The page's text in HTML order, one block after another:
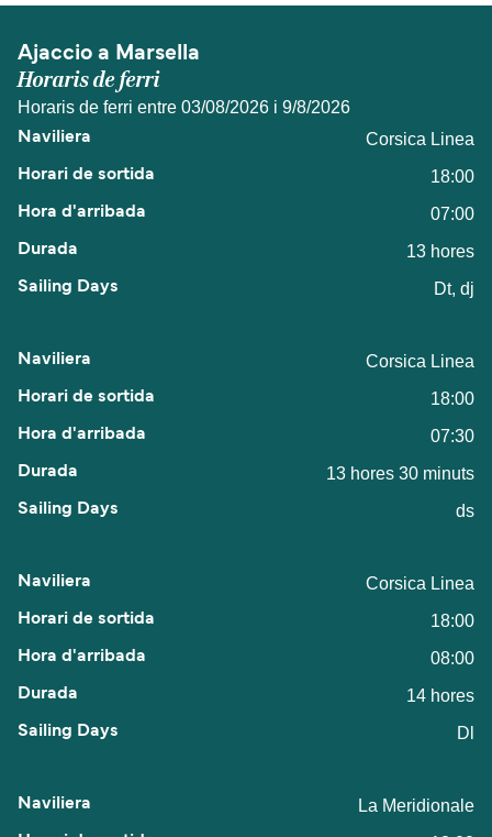
Ajaccio a Marsella
Horaris de ferri
Horaris de ferri entre 03/08/2026 i 9/8/2026
Corsica Linea
18:00
07:00
13 hores
Dt, dj
Corsica Linea
18:00
07:30
13 hores 30 minuts
ds
Corsica Linea
18:00
08:00
14 hores
Dl
La Meridionale